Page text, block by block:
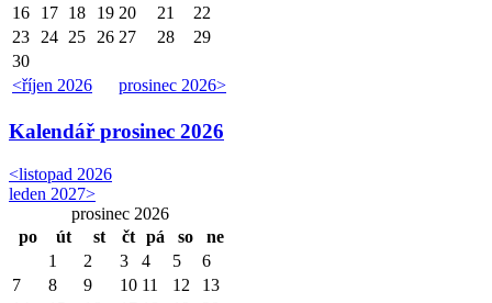
<říjen 2026 prosinec 2026>
16
17 18 19 20 21
22
23
24 25 26 27 28
29
30
Kalendář prosinec 2026
<listopad 2026
leden 2027>
prosinec 2026
po
út st čt pá so ne
1 2 3 4 5
6
7
8 9 10 11 12
13